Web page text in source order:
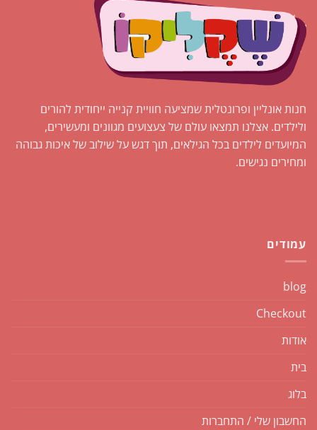
חנות אונליין ופרונטלית שמציעה חוויית קנייה ייחודית להורים
ולילדים. אצלנו תמצאו עולם של צעצועים מגוונים ומעשירים,
המיועדים לילדים בכל הגילאים, תוך דגש על שילוב של איכות גבוהה
ומחירים נגישים.
עמודים
blog
Checkout
אודות
בית
בלוג
החשבון שלי / התחברות